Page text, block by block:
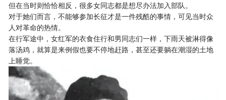
但在当时则恰恰相反，很多女同志都是想尽办法加入部队。
对于她们而言，不能够参加长征才是一件残酷的事情，可见当时众
人对革命的热情。
在行军途中，女红军的衣食住行和男同志们一样，下雨天被淋得像
落汤鸡，就算是来例假也要不停地赶路，甚至还要躺在潮湿的土地
上睡觉。